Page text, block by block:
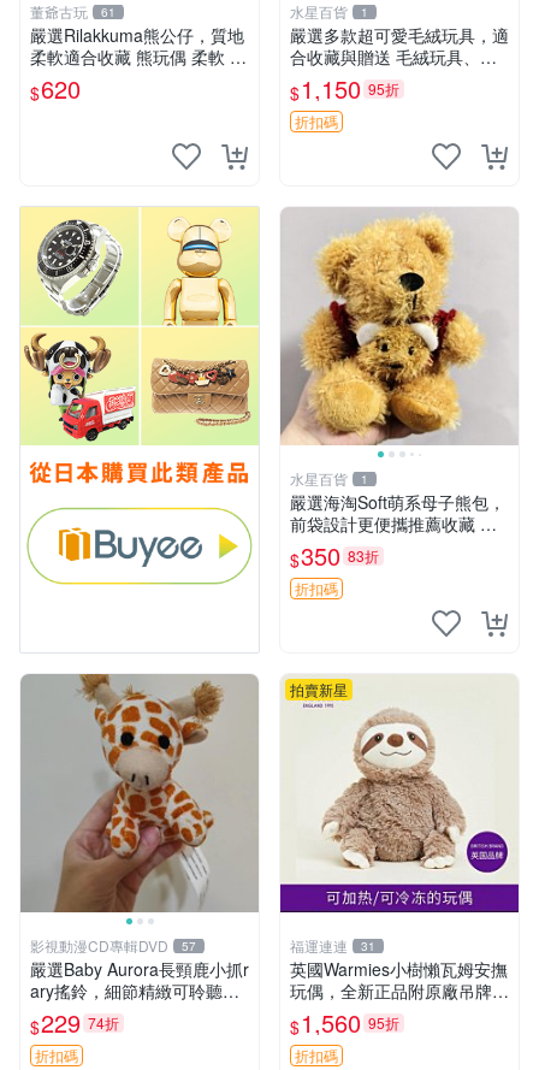
董爺古玩 61
嚴選Rilakkuma熊公仔，質地
柔軟適合收藏 熊玩偶 柔軟 公
仔 收藏
$620
水星百貨 1
嚴選多款超可愛毛絨玩具，適
合收藏與贈送 毛絨玩具、抱
枕、公仔
$1,150 95折
折扣碼
水星百貨 1
嚴選海淘Soft萌系母子熊包，
前袋設計更便攜推薦收藏 母
子熊 軟綿綿 包包
$350 83折
折扣碼
影視動漫CD專輯DVD 57
嚴選Baby Aurora長頸鹿小抓r
ary搖鈴，細節精緻可聆聽清
脆鈴音 軟萌可愛 定制紀念 金
屬搖鈴 新手媽咪推薦 長頸鹿
抓rary 搖鈴
$229 74折
折扣碼
拍賣新星
福運連連 31
英國Warmies小樹懶瓦姆安撫
玩偶，全新正品附原廠吊牌與
防塵袋，內藏薰衣草可加熱，
適合各個年齡層，冷暖兩用享
受抱抱樂趣，不容錯過嚴選好
$1,560 95折
折扣碼